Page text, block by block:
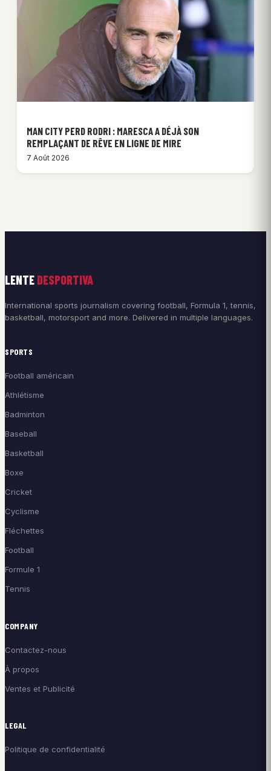
MAN CITY PERD RODRI : MARESCA A DÉJÀ SON
REMPLAÇANT DE RÊVE EN LIGNE DE MIRE
7 Août 2026
LENTE DESPORTIVA
International sports journalism covering football, Formula 1, tennis,
basketball, motorsport and more. Delivered in multiple languages.
SPORTS
Football américain
Athlétisme
Badminton
Baseball
Basketball
Boxe
Cricket
Cyclisme
Fléchettes
Football
Formule 1
Tennis
COMPANY
Contactez-nous
À propos
Ventes et Publicité
LEGAL
Politique de confidentialité